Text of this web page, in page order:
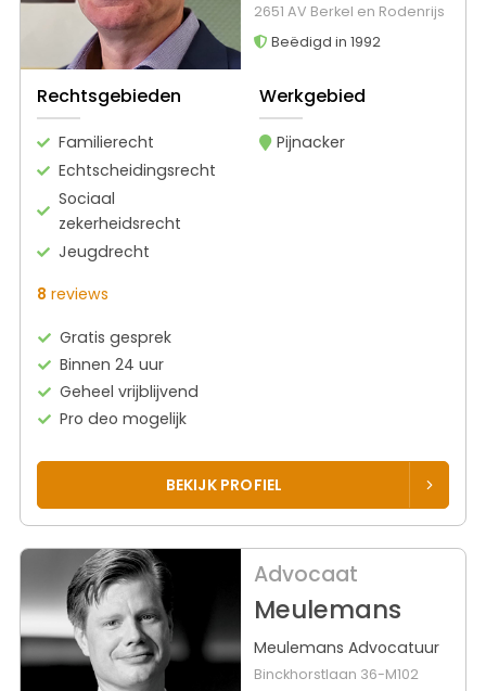
2651 AV Berkel en Rodenrijs
Beëdigd in 1992
Rechtsgebieden
Familierecht
Echtscheidingsrecht
Sociaal
zekerheidsrecht
Jeugdrecht
Werkgebied
Pijnacker
8 reviews
Gratis gesprek
Binnen 24 uur
Geheel vrijblijvend
Pro deo mogelijk
BEKIJK PROFIEL
Advocaat
Meulemans
Meulemans Advocatuur
Binckhorstlaan 36-M102